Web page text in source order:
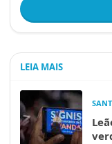
LEIA MAIS